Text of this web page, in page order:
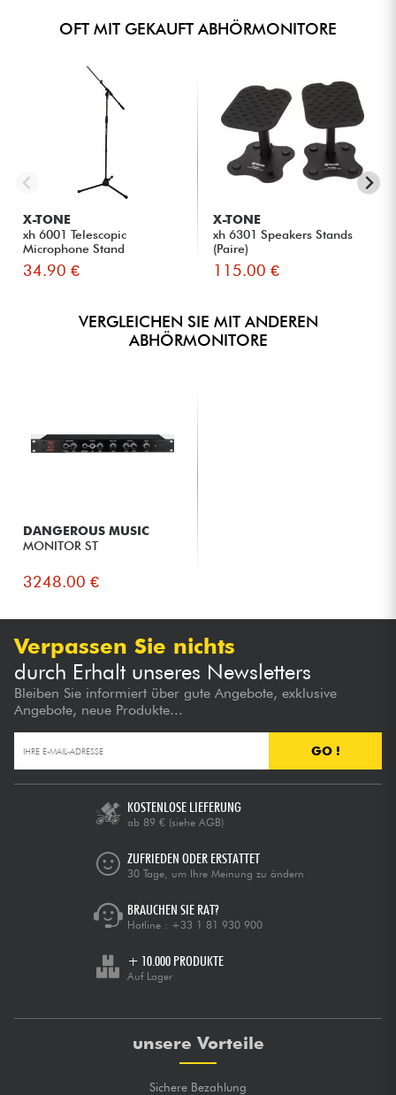
OFT MIT GEKAUFT ABHÖRMONITORE
X-TONE
xh 6001 Telescopic
Microphone Stand
34.90 €
X-TONE
xh 6301 Speakers Stands
(Paire)
115.00 €
VERGLEICHEN SIE MIT ANDEREN
ABHÖRMONITORE
DANGEROUS MUSIC
MONITOR ST
3248.00 €
Verpassen Sie nichts
durch Erhalt unseres Newsletters
Bleiben Sie informiert über gute Angebote, exklusive
Angebote, neue Produkte...
GO !
KOSTENLOSE LIEFERUNG
ab 89 € (siehe AGB)
ZUFRIEDEN ODER ERSTATTET
30 Tage, um Ihre Meinung zu ändern
BRAUCHEN SIE RAT?
Hotline : +33 1 81 930 900
+ 10.000 PRODUKTE
Auf Lager
unsere Vorteile
Sichere Bezahlung